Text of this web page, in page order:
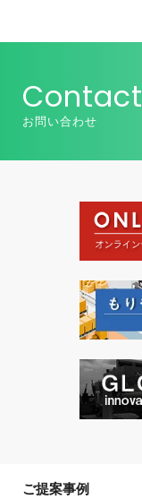
Contact
お問い合わせ
ご提案事例